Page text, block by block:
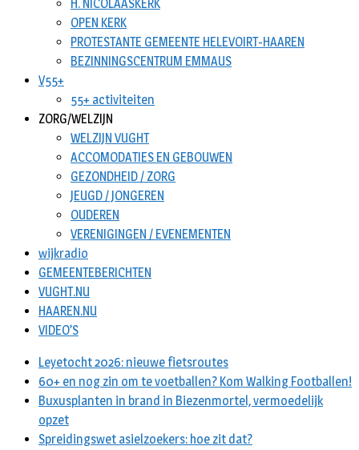
H. NICOLAASKERK
OPEN KERK
PROTESTANTE GEMEENTE HELEVOIRT-HAAREN
BEZINNINGSCENTRUM EMMAUS
V55+
55+ activiteiten
ZORG/WELZIJN
WELZIJN VUGHT
ACCOMODATIES EN GEBOUWEN
GEZONDHEID / ZORG
JEUGD / JONGEREN
OUDEREN
VERENIGINGEN / EVENEMENTEN
wijkradio
GEMEENTEBERICHTEN
VUGHT.NU
HAAREN.NU
VIDEO’S
Leyetocht 2026: nieuwe fietsroutes
60+ en nog zin om te voetballen? Kom Walking Footballen!
Buxusplanten in brand in Biezenmortel, vermoedelijk
opzet
Spreidingswet asielzoekers: hoe zit dat?